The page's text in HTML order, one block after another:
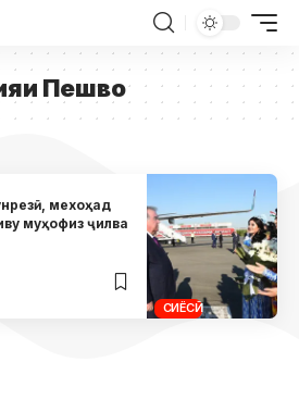
Пешво
СИЁСӢ
мехоҳад
муҳофиз ҷилва